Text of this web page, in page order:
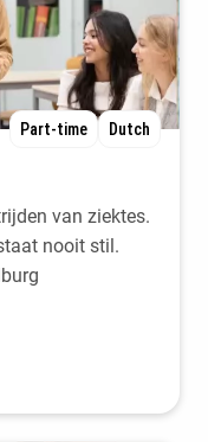
Part-time Dutch
van ziektes.
nooit stil.